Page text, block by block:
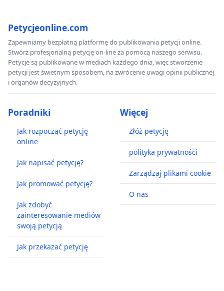
Petycjeonline.com
Zapewniamy bezpłatną platformę do publikowania petycji online.
Stwórz profesjonalną petycję on-line za pomocą naszego serwisu.
Petycje są publikowane w mediach każdego dnia, więc stworzenie
petycji jest świetnym sposobem, na zwrócenie uwagi opinii publicznej
i organów decyzyjnych.
Poradniki
Jak rozpocząć petycję
online
Jak napisać petycję?
Jak promować petycję?
Jak zdobyć
zainteresowanie mediów
swoją petycją
Jak przekazać petycję
Więcej
Złóż petycję
polityka prywatności
Zarządzaj plikami cookie
O nas